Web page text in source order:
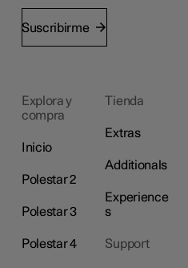
Suscribirme
Explora y
compra
Inicio
Polestar 2
Polestar 3
Polestar 4
Tienda
Extras
Additionals
Experience
s
Support